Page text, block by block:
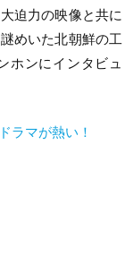
迫力の映像と共に
めいた北朝鮮の工
ホンにインタビュ
ラマが熱い！